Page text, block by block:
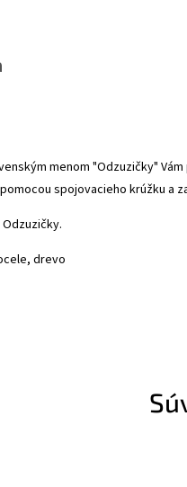
menom "Odzuzičky"
spojovacieho krúžku a
drevo